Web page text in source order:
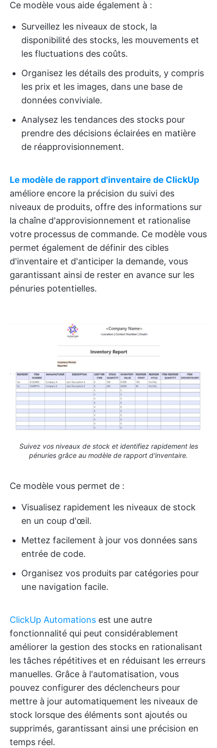
Ce modèle vous aide également à :
Surveillez les niveaux de stock, la
disponibilité des stocks, les mouvements et
les fluctuations des coûts.
Organisez les détails des produits, y compris
les prix et les images, dans une base de
données conviviale.
Analysez les tendances des stocks pour
prendre des décisions éclairées en matière
de réapprovisionnement.
Le modèle de rapport d'inventaire de ClickUp
améliore encore la précision du suivi des
niveaux de produits, offre des informations sur
la chaîne d'approvisionnement et rationalise
votre processus de commande. Ce modèle vous
permet également de définir des cibles
d'inventaire et d'anticiper la demande, vous
garantissant ainsi de rester en avance sur les
pénuries potentielles.
Suivez vos niveaux de stock et identifiez rapidement les
pénuries grâce au modèle de rapport d'inventaire.
Ce modèle vous permet de :
Visualisez rapidement les niveaux de stock
en un coup d'œil.
Mettez facilement à jour vos données sans
entrée de code.
Organisez vos produits par catégories pour
une navigation facile.
ClickUp Automations est une autre
fonctionnalité qui peut considérablement
améliorer la gestion des stocks en rationalisant
les tâches répétitives et en réduisant les erreurs
manuelles. Grâce à l'automatisation, vous
pouvez configurer des déclencheurs pour
mettre à jour automatiquement les niveaux de
stock lorsque des éléments sont ajoutés ou
supprimés, garantissant ainsi une précision en
temps réel.